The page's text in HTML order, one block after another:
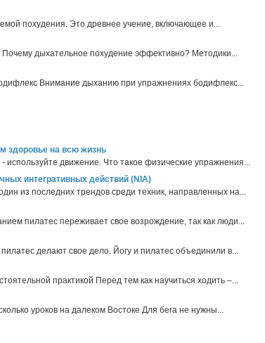
похудения. Это древнее учение, включающее и...
дыхательное похудение эффективно? Методики...
Внимание дыханию при упражнениях бодифлекс...
здоровье на всю жизнь
движение. Что такое физические упражнения...
интегративных действий (NIA)
из последних трендов среди техник, направленных на...
пилатес переживает свое возрождение, так как люди...
делают свое дело. Йогу и пилатес объединили в...
практикой Перед тем как научиться ходить –...
уроков на далеком Востоке Для бега не нужны...